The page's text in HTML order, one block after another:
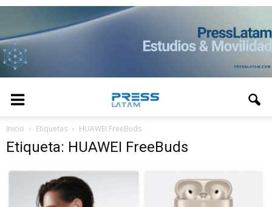
Inicio Etiquetas HUAWEI FreeBuds
Etiqueta: HUAWEI FreeBuds